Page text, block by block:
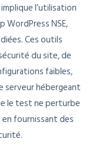
l’utilisation
WordPress NSE,
Ces outils
du site, de
faibles,
serveur hébergeant
le test ne perturbe
fournissant des